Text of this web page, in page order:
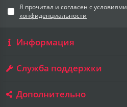
Я прочитал и согласен с условиями
конфиденциальности
Информация
Служба поддержки
Дополнительно